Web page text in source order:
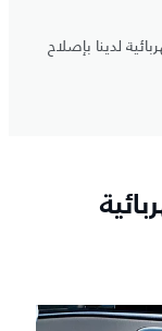
لدينا بإصلاح